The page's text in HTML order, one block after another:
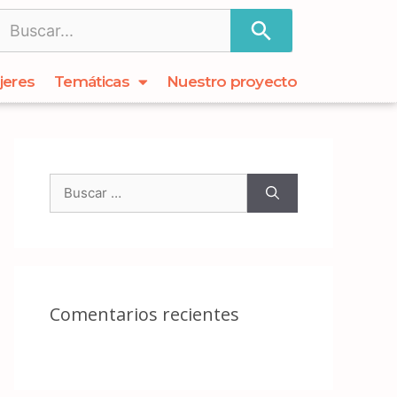
Temáticas Nuestro proyecto
Comentarios recientes